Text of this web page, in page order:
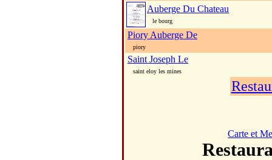
Auberge Du Chateau
le bourg
Piory Auberge De
piory
Saint Joseph Le
saint eloy les mines
Carte et